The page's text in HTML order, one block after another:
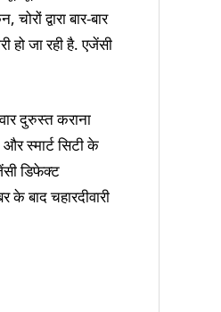
द्वारा बार-बार
हो जा रही है. एजेंसी
दुरुस्त कराना
स्मार्ट सिटी के
डिफेक्ट
के बाद चहारदीवारी